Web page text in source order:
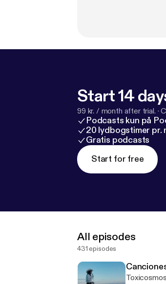
Start 14
99 kr. / month after trial. ·
Podcasts kun på
20 lydbogstimer pr.
Gratis podcasts
Start for free
All episodes
431 episodes